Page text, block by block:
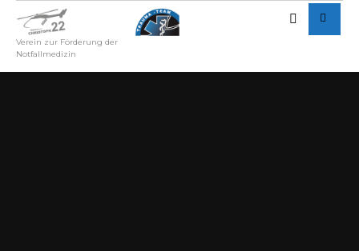
Verein zur Förderung der
Notfallmedizin